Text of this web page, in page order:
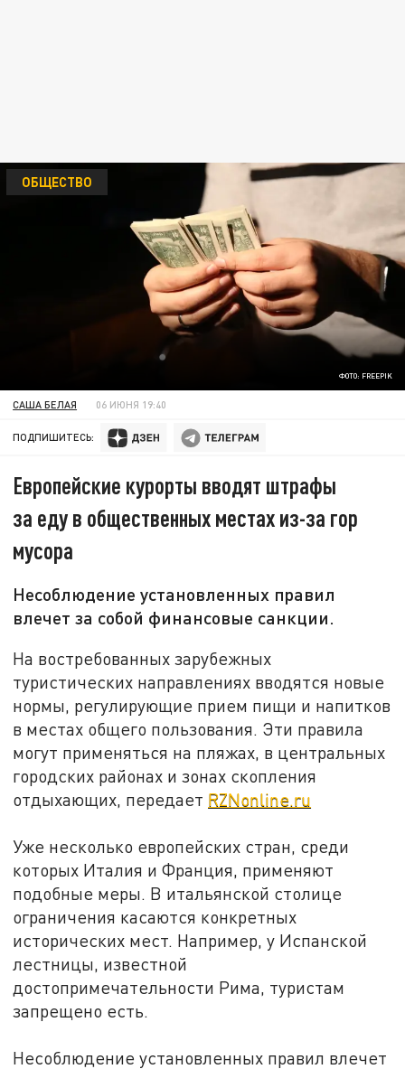
ФОТО: FREEPIK
ОБЩЕСТВО
САША БЕЛАЯ 06 ИЮНЯ 19:40
ПОДПИШИТЕСЬ:
Европейские курорты вводят штрафы
за еду в общественных местах из-за гор
мусора
Несоблюдение установленных правил
влечет за собой финансовые санкции.
На востребованных зарубежных
туристических направлениях вводятся новые
нормы, регулирующие прием пищи и напитков
в местах общего пользования. Эти правила
могут применяться на пляжах, в центральных
городских районах и зонах скопления
отдыхающих, передает RZNonline.ru
Уже несколько европейских стран, среди
которых Италия и Франция, применяют
подобные меры. В итальянской столице
ограничения касаются конкретных
исторических мест. Например, у Испанской
лестницы, известной
достопримечательности Рима, туристам
запрещено есть.
Несоблюдение установленных правил влечет